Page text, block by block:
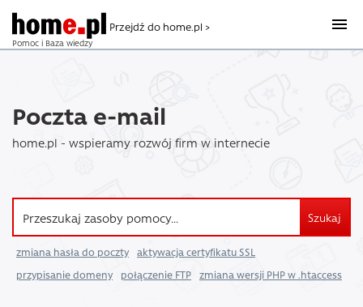
Pomoc i Baza wiedzy
Przejdź do home.pl >
Poczta e-mail
home.pl - wspieramy rozwój firm w internecie
Szukaj
zmiana hasła do poczty
aktywacja certyfikatu SSL
przypisanie domeny
połączenie FTP zmiana wersji PHP w .htaccess